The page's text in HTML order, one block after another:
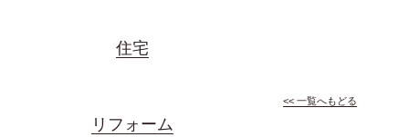
<< 一覧へもどる
住宅
リフォーム